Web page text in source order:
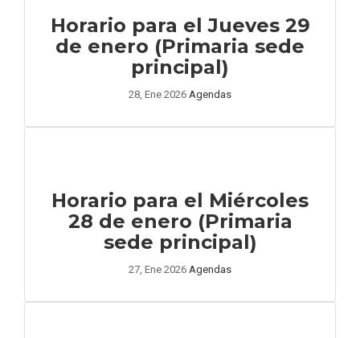
Horario para el Jueves 29
de enero (Primaria sede
principal)
28, Ene 2026 Agendas
Horario para el Miércoles
28 de enero (Primaria
sede principal)
27, Ene 2026 Agendas